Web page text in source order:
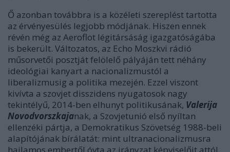
Ő azonban továbbra is a közéleti szereplést tartotta
az érvényesülés legjobb módjának. Hiszen ennek
révén még az Aeroflot légitársáság igazgatóságába
is bekerült. Változatos, az Echo Moszkvi rádió
műsorvetői posztját felölelő pályáján tett néhány
ideológiai kanyart a nacionalizmustól a
liberalizmusig a politika mezején. Ezzel viszont
kivívta a szovjet disszidens nyugatosok nagy
tekintélyű, 2014-ben elhunyt politikusának, Valerija
Novodvorszkajanak, a Szovjetunió első nyíltan
ellenzéki pártja, a Demokratikus Szövetség 1988-beli
alapítójának bírálatát: mint ultranacionalizmusra